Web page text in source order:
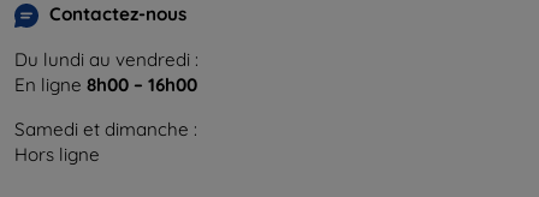
Contactez-nous
Du lundi au vendredi :
En ligne 8h00 – 16h00
Samedi et dimanche :
Hors ligne